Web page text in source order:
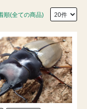
順(全ての商品)